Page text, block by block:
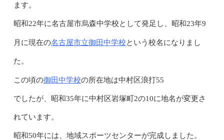
ます。
昭和22年に名古屋市烏森中学校として発足し、昭和23年9
月に現在の名古屋市立御田中学校という校名になりまし
た。
この頃の御田中学校の所在地は中村区浪打55
でしたが、昭和35年に中村区岩塚町2の10に地名が変更さ
れています。
昭和50年には、地域スポーツセンターが完成しました。